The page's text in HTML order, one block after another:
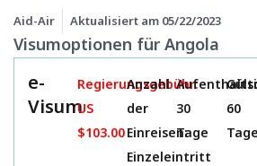
Aid-Air Aktualisiert am 05/22/2023
Visumoptionen für Angola
e-
Visum
Regierungsgebühr:
US
$103.00
Anzahl
der
Einreisen:
Einzeleintritt
30
Tage
60
Tage